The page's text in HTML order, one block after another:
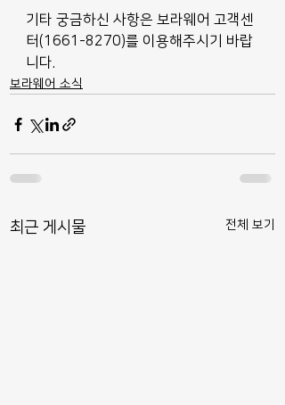
기타 궁금하신 사항은 보라웨어 고객센
터(1661-8270)를 이용해주시기 바랍
니다.
보라웨어 소식
최근 게시물 전체 보기